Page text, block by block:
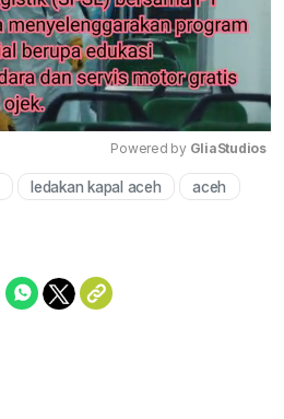
Mute
Powered by GliaStudios
ledakan kapal aceh aceh